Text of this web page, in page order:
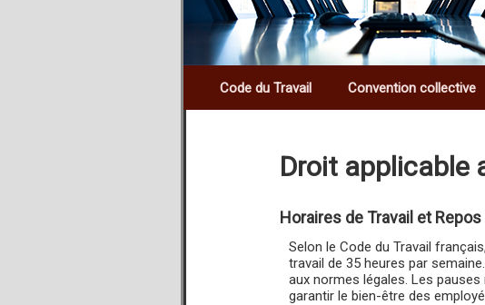
Code du Travail Convention collective
Droit applicable
Horaires de Travail et
Selon le Code du Travail
travail de 35 heures par
aux normes légales. Les
garantir le bien-être des